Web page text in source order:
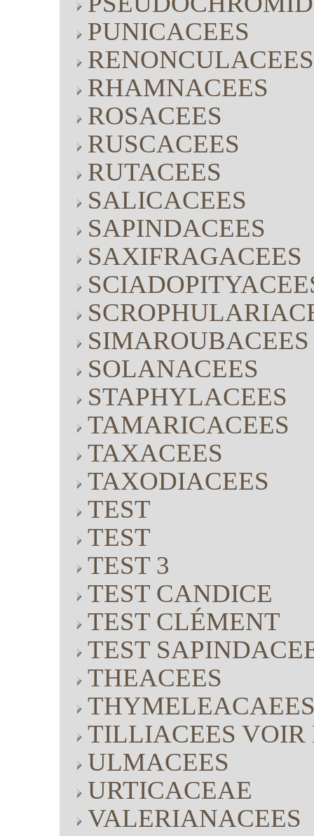
PUNICACEES
RENONCULACEES
RHAMNACEES
ROSACEES
RUSCACEES
RUTACEES
SALICACEES
SAPINDACEES
SAXIFRAGACEES
SIMAROUBACEES
SOLANACEES
STAPHYLACEES
TAMARICACEES
TAXACEES
TAXODIACEES
TEST
TEST
TEST 3
TEST CANDICE
TEST CLÉMENT
TEST
THEACEES
TILLIACEES VOIR
ULMACEES
URTICACEAE
VALERIANACEES